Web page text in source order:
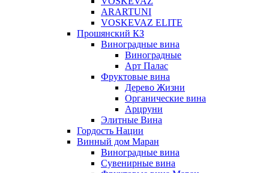
ARARTUNI
VOSKEVAZ ELITE
Прошянский КЗ
Виноградные вина
Виноградные
Арт Палас
Фруктовые вина
Дерево Жизни
Органические вина
Арцруни
Элитные Вина
Гордость Нации
Винный дом Маран
Виноградные вина
Сувенирные вина